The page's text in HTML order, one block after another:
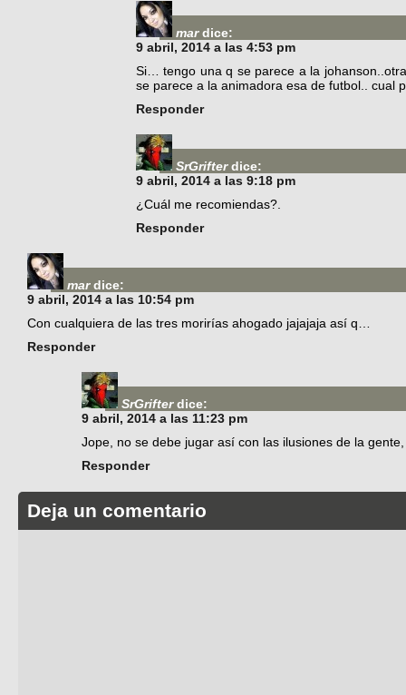
mar dice:
9 abril, 2014 a las 4:53 pm
Si… tengo una q se parece a la
se parece a la animadora esa de futbol.. cual
Responder
SrGrifter dice:
9 abril, 2014 a las 9:18 pm
¿Cuál me recomiendas?.
Responder
mar dice:
9 abril, 2014 a las 10:54 pm
Con cualquiera de las tres morirías ahogado jajajaja así q…
Responder
SrGrifter dice:
9 abril, 2014 a las 11:23 pm
Jope, no se debe jugar así con las ilusiones de la
Responder
Deja un comentario